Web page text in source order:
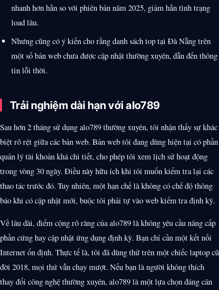
nhanh hơn hẳn so với phiên bản năm 2025, giảm hẳn tình trạng
load lâu.
Nhưng cũng có ý kiến cho rằng danh sách top tại Đà Nẵng trên
một số bản web chưa được cập nhật thường xuyên, dẫn đến thông
tin lỗi thời.
Trải nghiệm dài hạn với alo789
Sau hơn 2 tháng sử dụng alo789 thường xuyên, tôi nhận thấy sự khác
biệt rõ rệt giữa các bản web. Bản web tôi đang dùng hiện tại có phần
quản lý tài khoản khá chi tiết, cho phép tôi xem lịch sử hoạt động
trong vòng 30 ngày. Điều này hữu ích khi tôi muốn kiểm tra lại các
thao tác trước đó. Tuy nhiên, một hạn chế là không có chế độ thông
báo khi có cập nhật mới, buộc tôi phải tự vào web kiểm tra định kỳ.
Về lâu dài, điểm cộng rõ ràng của alo789 là không yêu cầu nâng cấp
phần cứng hay cập nhật ứng dụng định kỳ. Bạn chỉ cần một kết nối
Internet ổn định. Thực tế là, tôi đã dùng thử trên một chiếc laptop cũ
đời 2018, mọi thứ vẫn chạy mượt. Nếu bạn là người không thích
thay đổi công nghệ thường xuyên, alo789 là một lựa chọn đáng cân